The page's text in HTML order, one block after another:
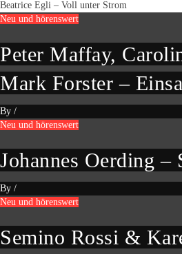
Beatrice Egli – Voll unter Strom
Neu und hörenswert
Peter Maffay,
Mark Forster –
By /
Neu und hörenswert
Johannes Oerding –
By /
Neu und hörenswert
Semino Rossi &